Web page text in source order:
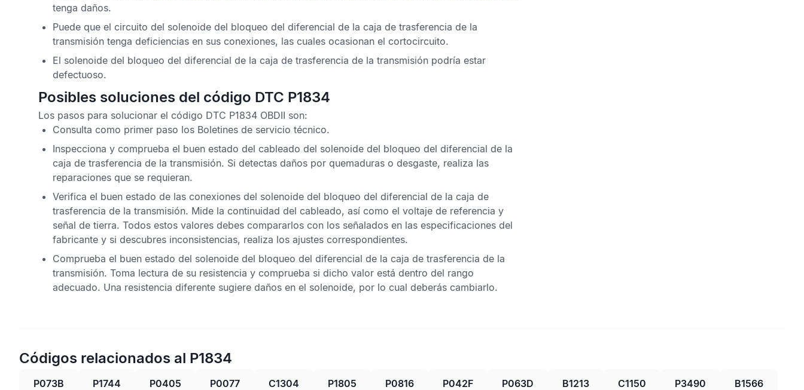
tenga daños.
Puede que el circuito del solenoide del bloqueo del diferencial de la caja de trasferencia de la
transmisión tenga deficiencias en sus conexiones, las cuales ocasionan el cortocircuito.
El solenoide del bloqueo del diferencial de la caja de trasferencia de la transmisión podría estar
defectuoso.
Posibles soluciones del código DTC P1834
Los pasos para solucionar el código DTC P1834 OBDII son:
Consulta como primer paso los Boletines de servicio técnico.
Inspecciona y comprueba el buen estado del cableado del solenoide del bloqueo del diferencial de la
caja de trasferencia de la transmisión. Si detectas daños por quemaduras o desgaste, realiza las
reparaciones que se requieran.
Verifica el buen estado de las conexiones del solenoide del bloqueo del diferencial de la caja de
trasferencia de la transmisión. Mide la continuidad del cableado, así como el voltaje de referencia y
señal de tierra. Todos estos valores debes compararlos con los señalados en las especificaciones del
fabricante y si descubres inconsistencias, realiza los ajustes correspondientes.
Comprueba el buen estado del solenoide del bloqueo del diferencial de la caja de trasferencia de la
transmisión. Toma lectura de su resistencia y comprueba si dicho valor está dentro del rango
adecuado. Una resistencia diferente sugiere daños en el solenoide, por lo cual deberás cambiarlo.
Códigos relacionados al P1834
P073B P1744 P0405 P0077 C1304 P1805 P0816 P042F P063D B1213 C1150 P3490 B1566